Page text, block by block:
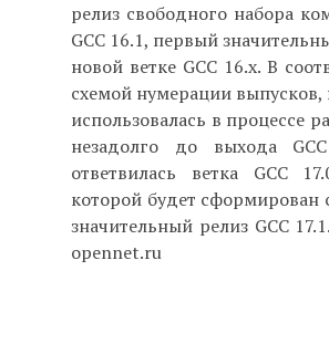
релиз свободного набора
GCC 16.1, первый
новой ветке GCC 16.x. В
схемой нумерации выпусков,
использовалась в процессе
незадолго до выхода
ответвилась ветка GCC
которой будет
значительный релиз GCC
opennet.ru